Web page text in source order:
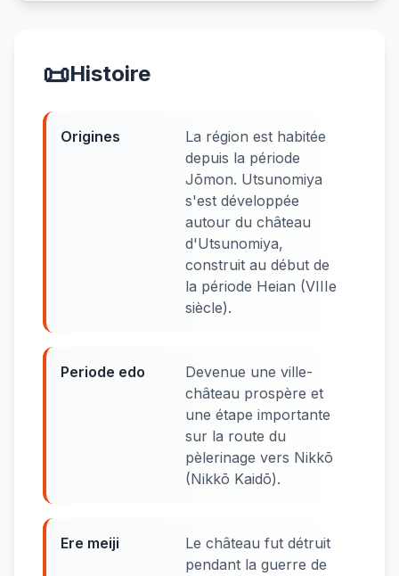
📜Histoire
Origines
La région est habitée
depuis la période
Jōmon. Utsunomiya
s'est développée
autour du château
d'Utsunomiya,
construit au début de
la période Heian (VIIIe
siècle).
Periode edo
Devenue une ville-
château prospère et
une étape importante
sur la route du
pèlerinage vers Nikkō
(Nikkō Kaidō).
Ere meiji
Le château fut détruit
pendant la guerre de